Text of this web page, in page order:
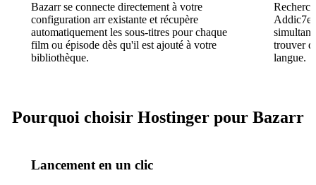
Bazarr se connecte directement à votre
configuration arr existante et récupère
automatiquement les sous-titres pour chaque
film ou épisode dès qu'il est ajouté à votre
bibliothèque.
trouver
langue.
Pourquoi choisir Hostinger pour Bazarr
Lancement en un clic